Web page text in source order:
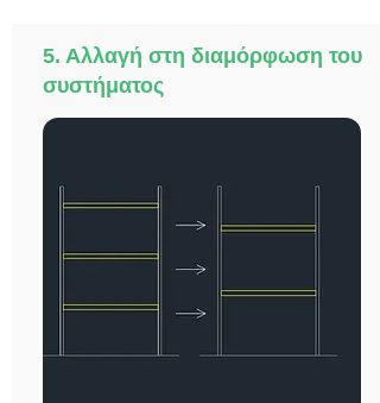
5. Αλλαγή στη διαμόρφωση του
συστήματος